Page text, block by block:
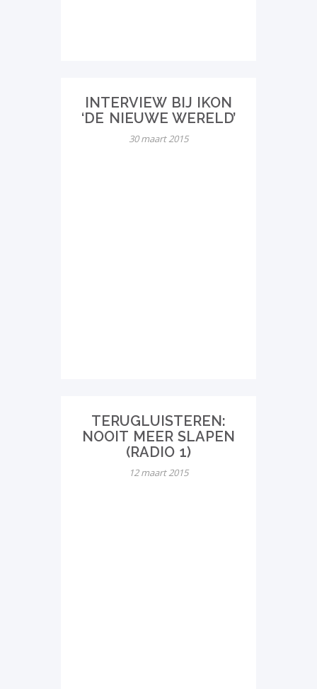
INTERVIEW BIJ IKON
‘DE NIEUWE WERELD’
30 maart 2015
TERUGLUISTEREN:
NOOIT MEER SLAPEN
(RADIO 1)
12 maart 2015